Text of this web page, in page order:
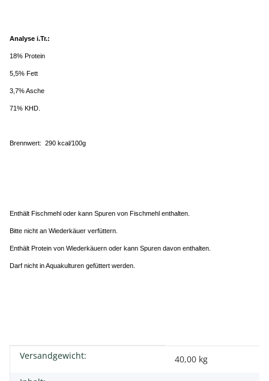
Analyse i.Tr.:
18% Protein
5,5% Fett
3,7% Asche
71% KHD.
Brennwert: 290 kcal/100g
Enthält Fischmehl oder kann Spuren von Fischmehl enthalten.
Bitte nicht an Wiederkäuer verfüttern.
Enthält Protein von Wiederkäuern oder kann Spuren davon enthalten.
Darf nicht in Aquakulturen gefüttert werden.
Produkteigenschaft
Wert
Versandgewicht:
40,00 kg